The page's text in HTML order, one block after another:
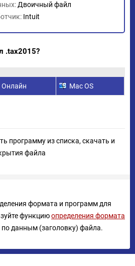
Двоичный файл
Intuit
.tax2015?
Онлайн Mac OS
программу из списка, скачать и
файла
формата и программ для
функциюопределения формата
данным (заголовку) файла.